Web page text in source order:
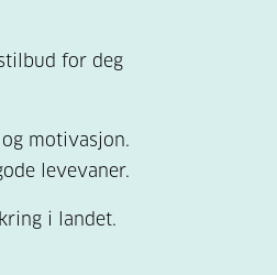
for deg
motivasjon.
levevaner.
i landet.